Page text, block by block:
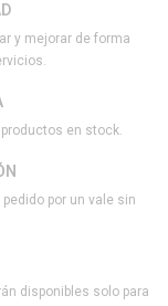
y mejorar de forma
en stock.
por un vale sin
disponibles solo para